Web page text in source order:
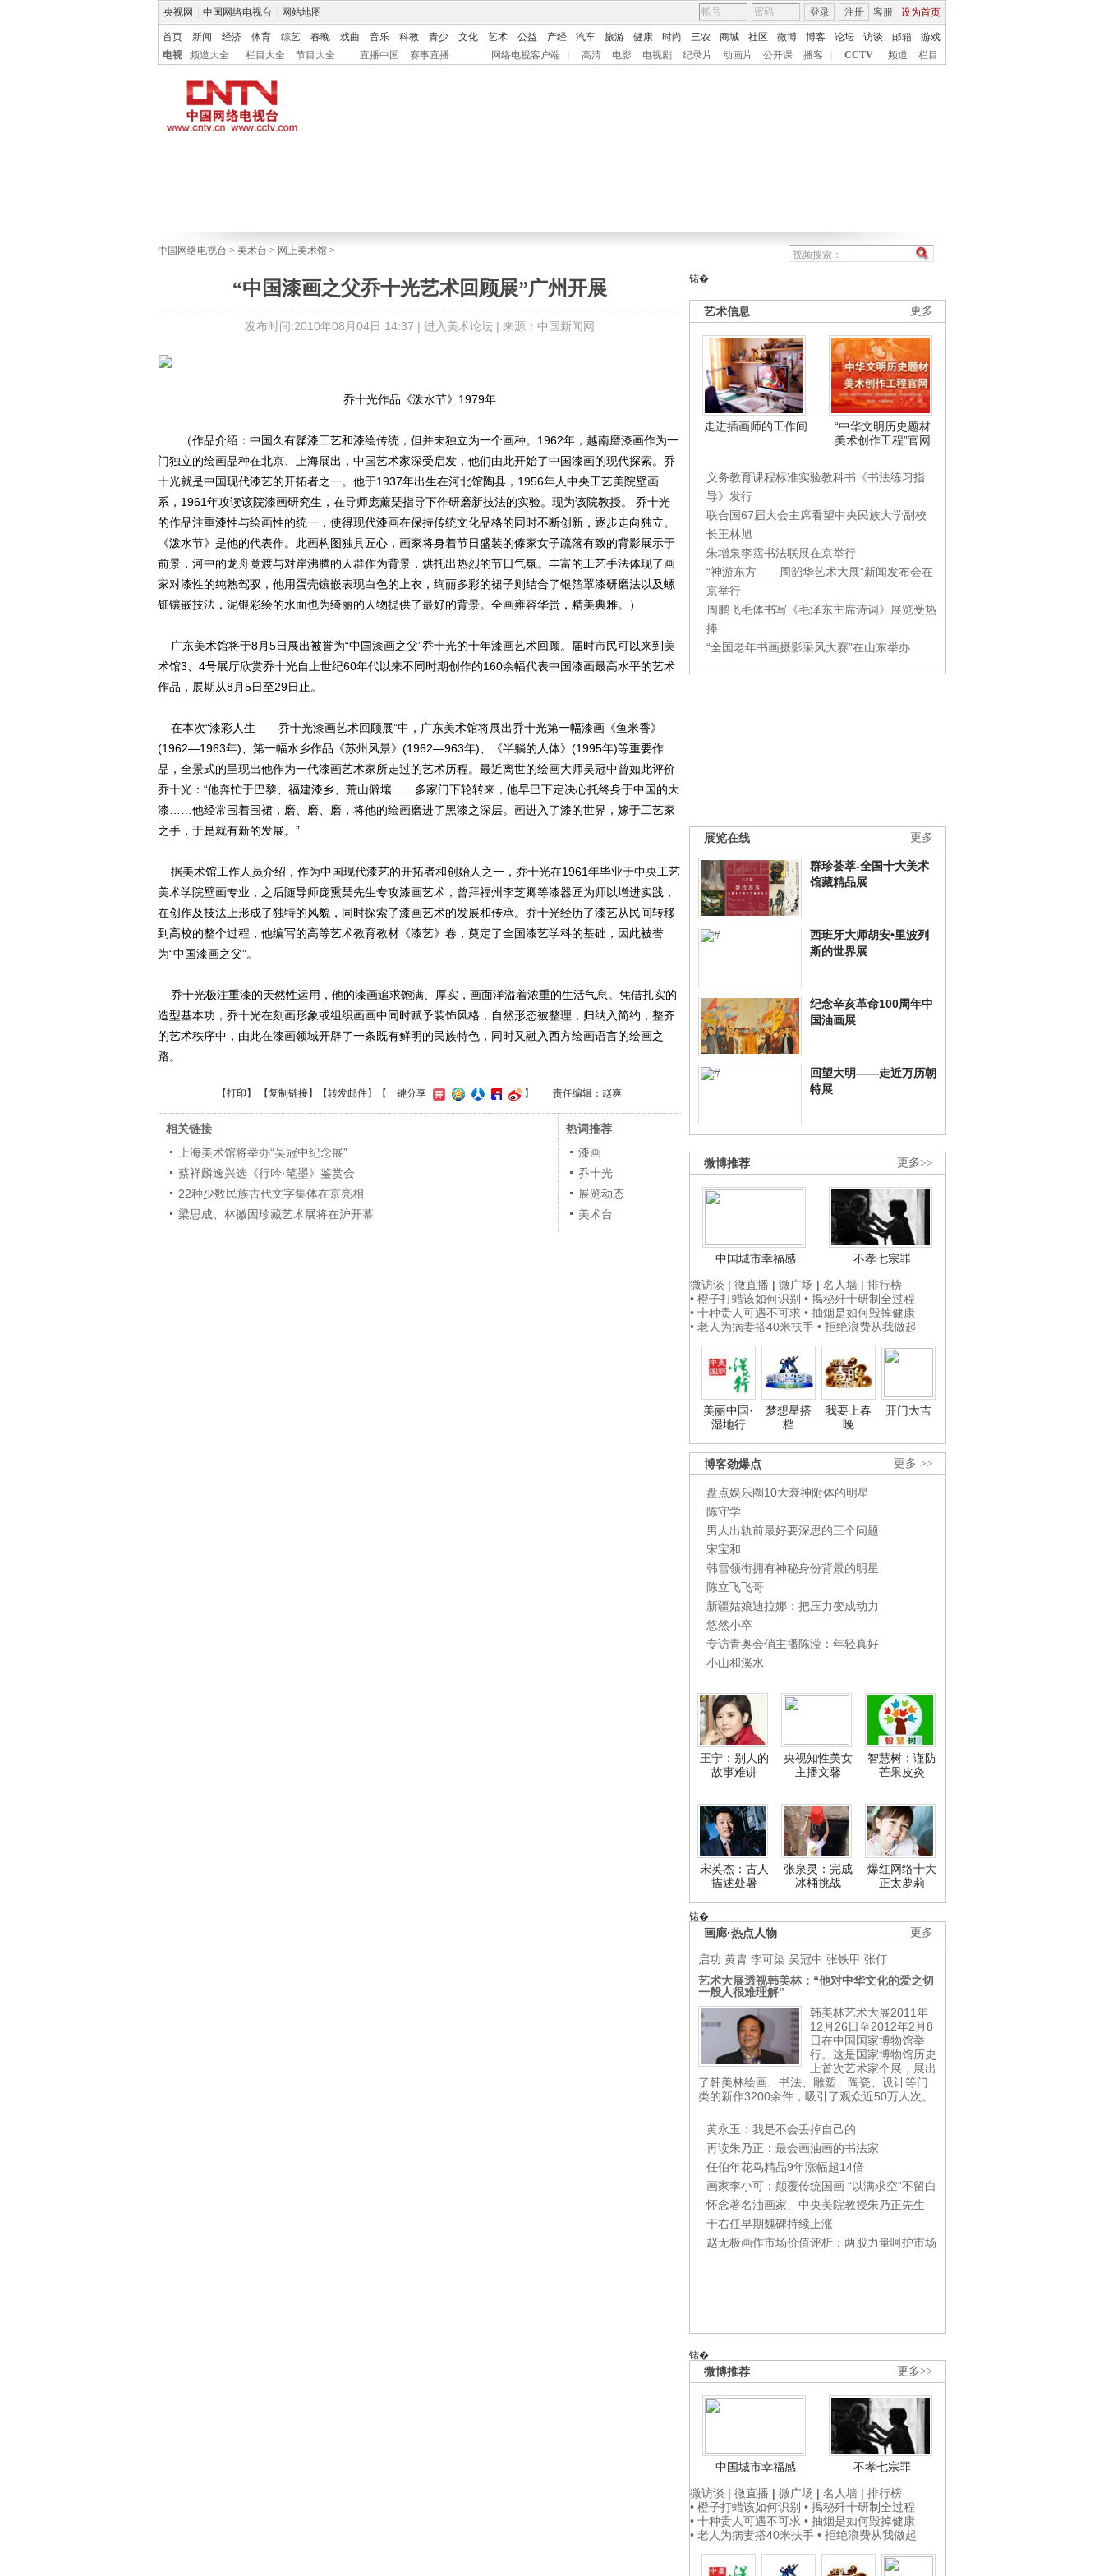
央视网 中国网络电视台 网站地图 客服 设为首页
登录 注册
首页 新闻 经济 体育 综艺 春晚 戏曲 音乐 科教 青少 文化 艺术 公益 产经 汽车 旅游 健康 时尚 三农 商城 社区 微博 博客 论坛 访谈 邮箱
游戏
电视
频道大全 栏目大全 节目大全 直播中国 赛事直播 网络电视客户端 高清 电影 电视剧 纪录片 动画片 公开课 播客 CCTV 频道 栏目
中国网络电视台 > 美术台 > 网上美术馆 >
“中国漆画之父乔十光艺术回顾展”广州开展
发布时间:2010年08月04日 14:37 | 进入美术论坛| 来源：中国新闻网
锘�
更多
艺术信息
走进插画师的工作间
“中华文明历史题材
美术创作工程”官网
义务教育课程标准实验教科书《书法练习指
导》发行
联合国67届大会主席看望中央民族大学副校
长王林旭
朱增泉李霑书法联展在京举行
“神游东方——周韶华艺术大展”新闻发布会在
京举行
周鹏飞毛体书写《毛泽东主席诗词》展览受热
捧
“全国老年书画摄影采风大赛”在山东举办
更多
展览在线
群珍荟萃-全国十大美术
馆藏精品展
西班牙大师胡安•里波列
斯的世界展
纪念辛亥革命100周年中
国油画展
回望大明——走近万历朝
特展
更多>>
微博推荐
中国城市幸福感
不孝七宗罪
微访谈 | 微直播 | 微广场 | 名人墙 | 排行榜
• 橙子打蜡该如何识别 • 揭秘歼十研制全过程
• 十种贵人可遇不可求 • 抽烟是如何毁掉健康
• 老人为病妻搭40米扶手 • 拒绝浪费从我做起
美丽中国·
湿地行
梦想星搭
档
我要上春
晚
开门大吉
更多 >>
博客劲爆点
盘点娱乐圈10大衰神附体的明星
陈守学
男人出轨前最好要深思的三个问题
宋宝和
韩雪领衔拥有神秘身份背景的明星
陈立飞飞哥
新疆姑娘迪拉娜：把压力变成动力
悠然小卒
专访青奥会俏主播陈滢：年轻真好
小山和溪水
王宁：别人的
故事难讲
央视知性美女
主播文馨
智慧树：谨防
芒果皮炎
宋英杰：古人
描述处暑
张泉灵：完成
冰桶挑战
爆红网络十大
正太萝莉
锘�
更多
画廊·热点人物
启功 黄胄 李可染 吴冠中 张铁甲 张仃
艺术大展透视韩美林：“他对中华文化的爱之切
一般人很难理解”
韩美林艺术大展2011年
12月26日至2012年2月8
日在中国国家博物馆举
行。这是国家博物馆历史
上首次艺术家个展，展出
了韩美林绘画、书法、雕塑、陶瓷、设计等门
类的新作3200余件，吸引了观众近50万人次。
黄永玉：我是不会丢掉自己的
再读朱乃正：最会画油画的书法家
任伯年花鸟精品9年涨幅超14倍
画家李小可：颠覆传统国画 “以满求空”不留白
怀念著名油画家、中央美院教授朱乃正先生
于右任早期魏碑持续上涨
赵无极画作市场价值评析：两股力量呵护市场
锘�
更多>>
微博推荐
中国城市幸福感
不孝七宗罪
微访谈 | 微直播 | 微广场 | 名人墙 | 排行榜
• 橙子打蜡该如何识别 • 揭秘歼十研制全过程
• 十种贵人可遇不可求 • 抽烟是如何毁掉健康
• 老人为病妻搭40米扶手 • 拒绝浪费从我做起
乔十光作品《泼水节》1979年
（作品介绍：中国久有髹漆工艺和漆绘传统，但并未独立为一个画种。1962年，越南磨漆画作为一
门独立的绘画品种在北京、上海展出，中国艺术家深受启发，他们由此开始了中国漆画的现代探索。乔
十光就是中国现代漆艺的开拓者之一。他于1937年出生在河北馆陶县，1956年人中央工艺美院壁画
系，1961年攻读该院漆画研究生，在导师庞薰琹指导下作研磨新技法的实验。现为该院教授。 乔十光
的作品注重漆性与绘画性的统一，使得现代漆画在保持传统文化品格的同时不断创新，逐步走向独立。
《泼水节》是他的代表作。此画构图独具匠心，画家将身着节日盛装的傣家女子疏落有致的背影展示于
前景，河中的龙舟竟渡与对岸沸腾的人群作为背景，烘托出热烈的节日气氛。丰富的工艺手法体现了画
家对漆性的纯熟驾驭，他用蛋壳镶嵌表现白色的上衣，绚丽多彩的裙子则结合了银箔罩漆研磨法以及螺
钿镶嵌技法，泥银彩绘的水面也为绮丽的人物提供了最好的背景。全画雍容华贵，精美典雅。）
广东美术馆将于8月5日展出被誉为“中国漆画之父”乔十光的十年漆画艺术回顾。届时市民可以来到美
术馆3、4号展厅欣赏乔十光自上世纪60年代以来不同时期创作的160余幅代表中国漆画最高水平的艺术
作品，展期从8月5日至29日止。
在本次“漆彩人生——乔十光漆画艺术回顾展”中，广东美术馆将展出乔十光第一幅漆画《鱼米香》
(1962—1963年)、第一幅水乡作品《苏州风景》(1962—963年)、《半躺的人体》(1995年)等重要作
品，全景式的呈现出他作为一代漆画艺术家所走过的艺术历程。最近离世的绘画大师吴冠中曾如此评价
乔十光：“他奔忙于巴黎、福建漆乡、荒山僻壤……多家门下轮转来，他早巳下定决心托终身于中国的大
漆……他经常围着围裙，磨、磨、磨，将他的绘画磨进了黑漆之深层。画进入了漆的世界，嫁于工艺家
之手，于是就有新的发展。”
据美术馆工作人员介绍，作为中国现代漆艺的开拓者和创始人之一，乔十光在1961年毕业于中央工艺
美术学院壁画专业，之后随导师庞熏琹先生专攻漆画艺术，曾拜福州李芝卿等漆器匠为师以增进实践，
在创作及技法上形成了独特的风貌，同时探索了漆画艺术的发展和传承。乔十光经历了漆艺从民间转移
到高校的整个过程，他编写的高等艺术教育教材《漆艺》卷，奠定了全国漆艺学科的基础，因此被誉
为“中国漆画之父”。
乔十光极注重漆的天然性运用，他的漆画追求饱满、厚实，画面洋溢着浓重的生活气息。凭借扎实的
造型基本功，乔十光在刻画形象或组织画画中同时赋予装饰风格，自然形态被整理，归纳入简约，整齐
的艺术秩序中，由此在漆画领域开辟了一条既有鲜明的民族特色，同时又融入西方绘画语言的绘画之
路。
【打印 】 【复制链接】【转发邮件】 【一键分享 】 责任编辑：赵爽
相关链接
上海美术馆将举办“吴冠中纪念展”
蔡祥麟逸兴选《行吟·笔墨》鉴赏会
22种少数民族古代文字集体在京亮相
梁思成、林徽因珍藏艺术展将在沪开幕
热词推荐
漆画
乔十光
展览动态
美术台